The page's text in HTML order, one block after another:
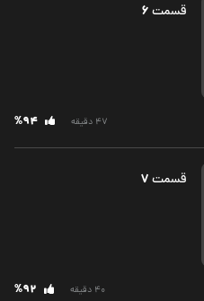
قسمت‌6
47 دقیقه %94
قسمت‌7
40 دقیقه %92